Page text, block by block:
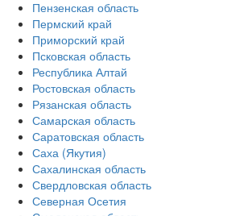
Пензенская область
Пермский край
Приморский край
Псковская область
Республика Алтай
Ростовская область
Рязанская область
Самарская область
Саратовская область
Саха (Якутия)
Сахалинская область
Свердловская область
Северная Осетия